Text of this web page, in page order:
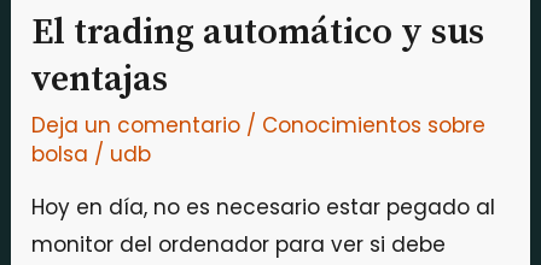
El trading automático y sus
ventajas
Deja un comentario / Conocimientos sobre
bolsa / udb
Hoy en día, no es necesario estar pegado al
monitor del ordenador para ver si debe